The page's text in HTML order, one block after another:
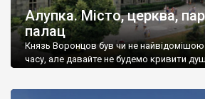
Алупка. Місто, церква,
палац
Князь Воронцов був чи не
часу, але давайте не будемо кривити